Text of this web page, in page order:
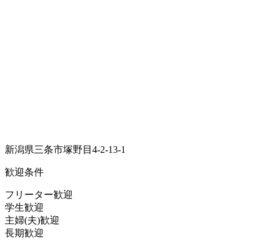
新潟県三条市塚野目4-2-13-1
歓迎条件
フリーター歓迎
学生歓迎
主婦(夫)歓迎
長期歓迎